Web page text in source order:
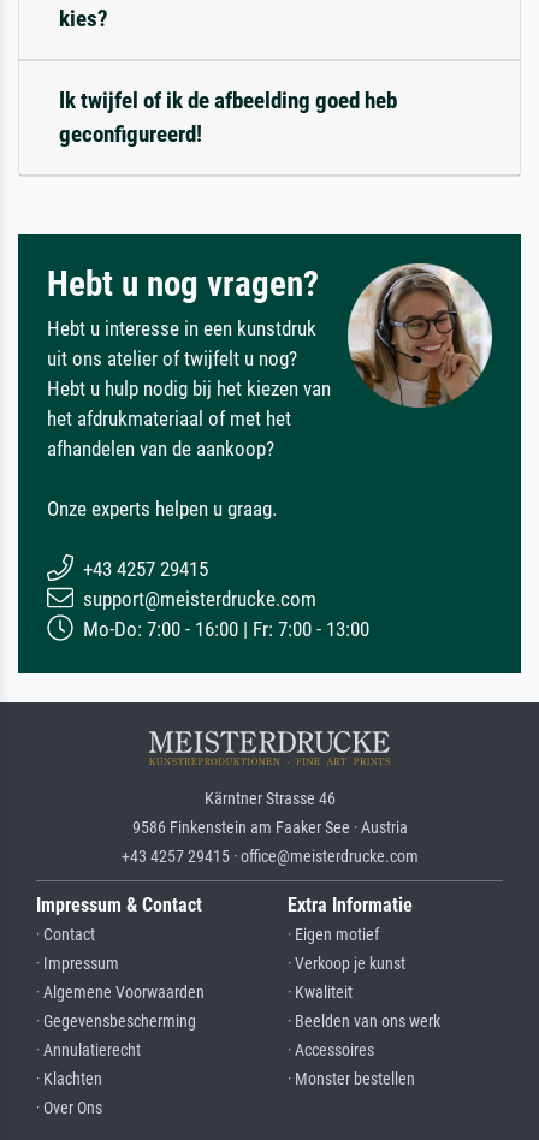
kies?
Ik twijfel of ik de afbeelding goed heb
geconfigureerd!
Hebt u nog vragen?
Hebt u interesse in een kunstdruk
uit ons atelier of twijfelt u nog?
Hebt u hulp nodig bij het kiezen van
het afdrukmateriaal of met het
afhandelen van de aankoop?
Onze experts helpen u graag.
+43 4257 29415
support@meisterdrucke.com
Mo-Do: 7:00 - 16:00 | Fr: 7:00 - 13:00
Kärntner Strasse 46
9586 Finkenstein am Faaker See · Austria
+43 4257 29415 · office@meisterdrucke.com
Impressum & Contact
· Contact
· Impressum
· Algemene Voorwaarden
· Gegevensbescherming
· Annulatierecht
· Klachten
· Over Ons
Extra Informatie
· Eigen motief
· Verkoop je kunst
· Kwaliteit
· Beelden van ons werk
· Accessoires
· Monster bestellen